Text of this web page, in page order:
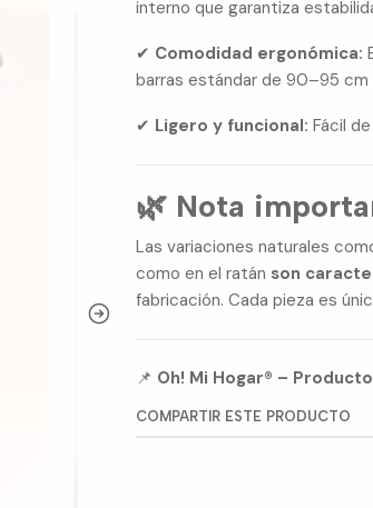
interno que garantiza
✔ Comodidad ergonómica:
barras estándar de 90–95 cm
✔ Ligero y funcional: Fácil
🌿 Nota
Las variaciones naturales
como en el ratán son
fabricación. Cada pieza es
📌 Oh! Mi Hogar® –
COMPARTIR ESTE PRODUCTO